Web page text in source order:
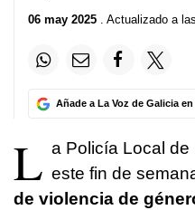
06 may 2025 . Actualizado a
Añade a La Voz de Galicia
L a Policía Local
este fin de
de violencia de